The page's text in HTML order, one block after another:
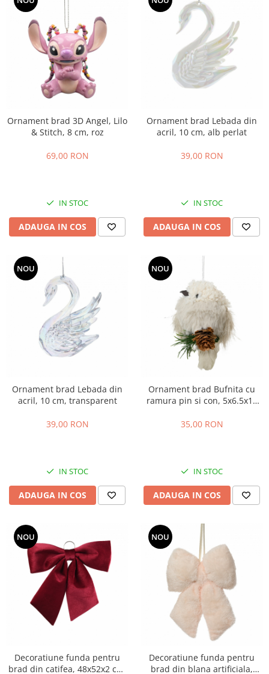
Ornament brad 3D Angel, Lilo
& Stitch, 8 cm, roz
69,00 RON
IN STOC
ADAUGA IN COS
Ornament brad Lebada din
acril, 10 cm, alb perlat
39,00 RON
IN STOC
ADAUGA IN COS
NOU
Ornament brad Lebada din
acril, 10 cm, transparent
39,00 RON
IN STOC
ADAUGA IN COS
NOU
Ornament brad Bufnita cu
ramura pin si con, 5x6.5x10
35,00 RON
IN STOC
ADAUGA IN COS
NOU
Decoratiune funda pentru
brad din catifea, 48x52x2 cm,
NOU
Decoratiune funda pentru
brad din blana artificiala,